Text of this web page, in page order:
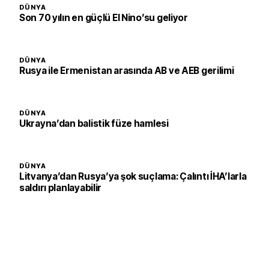
DÜNYA
Son 70 yılın en güçlü El Nino’su geliyor
DÜNYA
Rusya ile Ermenistan arasında AB ve AEB gerilimi
DÜNYA
Ukrayna’dan balistik füze hamlesi
DÜNYA
Litvanya’dan Rusya’ya şok suçlama: Çalıntı İHA’larla
saldırı planlayabilir